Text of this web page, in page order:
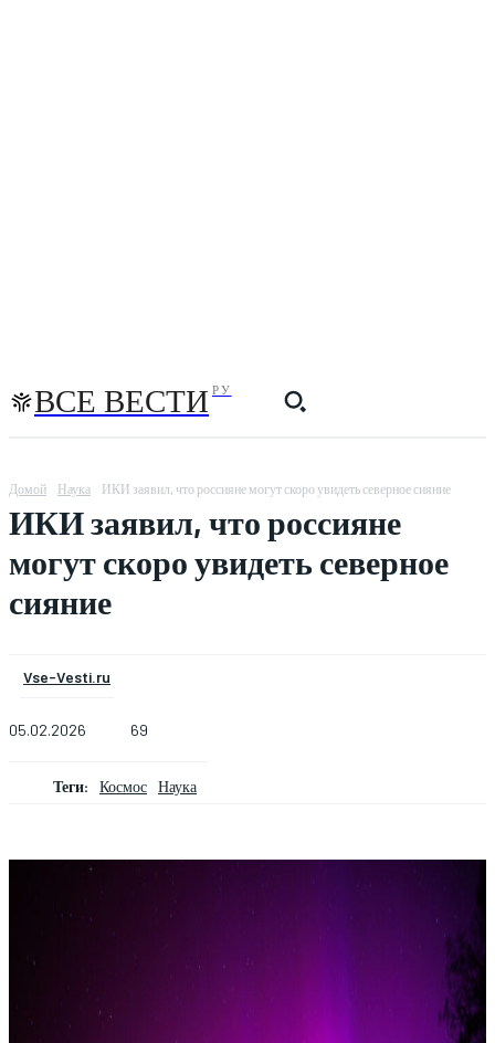
ВСЕ ВЕСТИ РУ
Домой Наука ИКИ заявил, что россияне могут скоро увидеть северное сияние
ИКИ заявил, что россияне
могут скоро увидеть северное
сияние
Vse-Vesti.ru
05.02.2026 69
Теги: Космос Наука